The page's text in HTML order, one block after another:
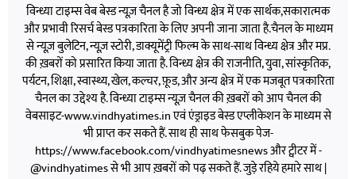
विन्ध्या टाइम्स वेब बेस्ड न्यूज़ चैनल है जो विन्ध्य क्षेत्र में एक सार्थक,सकारात्मक
और प्रभावी रिसर्च बेस्ड पत्रकारिता के लिए अपनी जाना जाता है.चैनल के माध्यम
से न्यूज़ बुलेटिन, न्यूज़ स्टोरी, डाक्यूमेंट्री फिल्म के साथ-साथ विन्ध्य क्षेत्र और मप्र.
की ख़बरों को प्रसारित किया जाता है. विन्ध्य क्षेत्र की राजनीति, युवा, सांस्कृतिक,
पर्यटन, शिक्षा, स्वास्थ्य, खेल, कल्चर, फ़ूड, और अन्य क्षेत्र में एक मजबूत पत्रकारिता
चैनल का उद्देश्य है. विन्ध्या टाइम्स न्यूज़ चैनल की ख़बरों को आप चैनल की
वेबसाइट-www.vindhyatimes.in एवं एंड्राइड बेस्ड एप्लीकेशन के माध्यम से
भी प्राप्त कर सकते हैं. साथ ही साथ फेसबुक पेज-
https://www.facebook.com/vindhyatimesnews और ट्वीटर में -
@vindhyatimes से भी आप ख़बरों को पढ़ सकते हैं. जुड़े रहिये हमारे साथ |